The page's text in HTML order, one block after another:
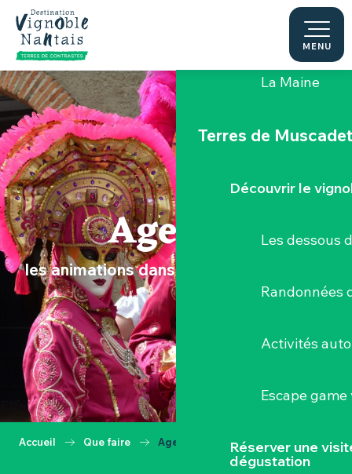
Aller
contenu
principal
MENU
Le "Porte-
La Maine
Terres de Muscadet
Découvrir le
Les dessous
Randonnées
Activités
Escape
Réserver une
dégustation
Agenda
les animations dans le Vignoble Nantais
Accueil Que faire Agenda